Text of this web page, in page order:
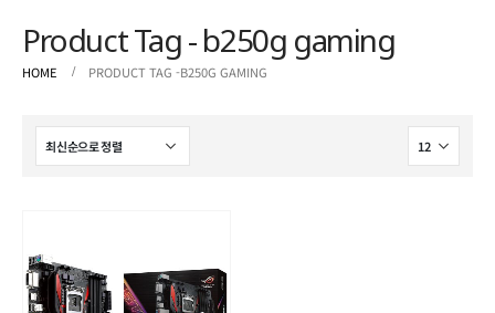
Product Tag - b250g gaming
HOME PRODUCT TAG -B250G GAMING